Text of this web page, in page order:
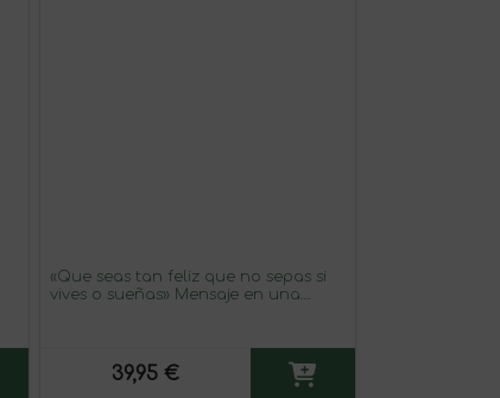
«Que seas tan feliz que no sepas si
vives o sueñas» Mensaje en una
39,95 €